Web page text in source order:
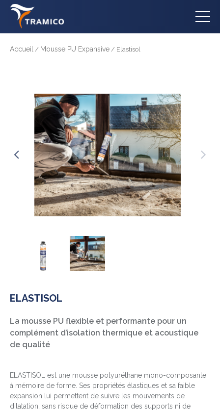
Accueil / Mousse PU Expansive / Elastisol
ELASTISOL
La mousse PU flexible et performante pour un
complément d’isolation thermique et acoustique
de qualité
ELASTISOL est une mousse polyuréthane mono-composante
à mémoire de forme. Ses propriétés élastiques et sa faible
expansion lui permettent de suivre les mouvements de
dilatation, sans risque de déformation des supports ni de